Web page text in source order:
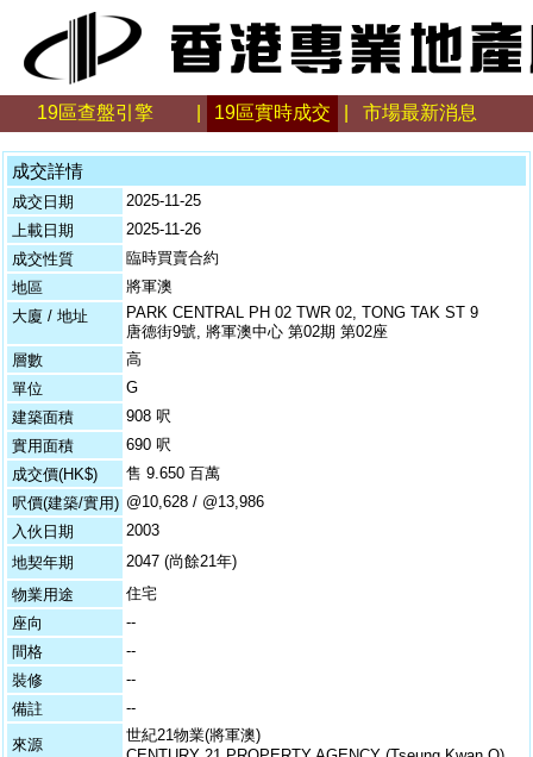
19區查盤引擎 19區實時成交 市場最新消息
成交詳情
成交日期
2025-11-25
上載日期
2025-11-26
成交性質
臨時買賣合約
地區
將軍澳
大廈 / 地址
PARK CENTRAL PH 02 TWR 02, TONG TAK ST 9
唐德街9號, 將軍澳中心 第02期 第02座
層數
高
單位
G
建築面積
908 呎
實用面積
690 呎
成交價(HK$)
售 9.650 百萬
呎價(建築/實用) @10,628 / @13,986
入伙日期
2003
地契年期
2047 (尚餘21年)
物業用途
住宅
座向
--
間格
--
裝修
--
備註
--
來源
世紀21物業(將軍澳)